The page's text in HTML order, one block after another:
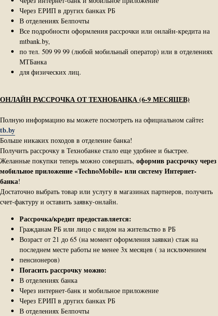
Через ЕРИП в других банках РБ
В отделениях Белпочты
Все подробности оформления рассрочки или онлайн-кредита на
mtbank.by,
по тел. 509 99 99 (любой мобильный оператор) или в отделениях
МТБанка
для физических лиц.
ОНЛАЙН РАССРОЧКА ОТ ТЕХНОБАНКА (6-9 МЕСЯЦЕВ)
Полную информацию вы можете посмотреть на официальном сайте:
tb.by
Больше никаких походов в отделение банка!
Получить рассрочку в Технобанке стало еще удобнее и быстрее.
Желанные покупки теперь можно совершать, оформив рассрочку через
мобильное приложение «TechnoMobile» или систему Интернет-​
банка!
Достаточно выбрать товар или услугу в магазинах партнеров, получить
счет-​фактуру и оставить заявку-​онлайн.
Рассрочка/кредит предоставляется:
Гражданам РБ или лицо с видом на жительство в РБ
Возраст от 21 до 65 (на момент оформления заявки) стаж на
последнем месте работы не менее 3х месяцев ( за исключением
пенсионеров)
Погасить рассрочку можно:
В отделениях банка
Через интернет-банк и мобильное приложение
Через ЕРИП в других банках РБ
В отделениях Белпочты